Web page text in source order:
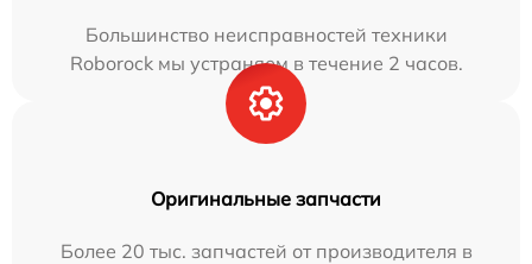
Большинство неисправностей техники
Roborock мы устраняем в течение 2 часов.
Оригинальные запчасти
Более 20 тыс. запчастей от производителя в